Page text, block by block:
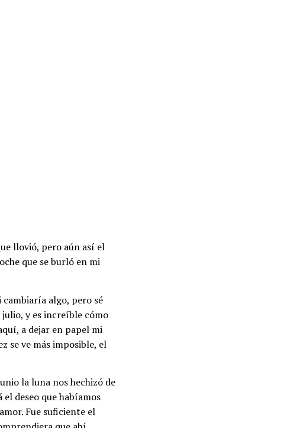
llovió, pero aún así el
que se burló en mi
cambiaría algo, pero sé
y es increíble cómo
a dejar en papel mi
se ve más imposible, el
la luna nos hechizó de
el deseo que habíamos
Fue suficiente el